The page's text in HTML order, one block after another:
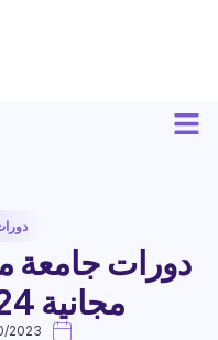
دورات جامعة
مجانية 2024 مع شهادة
2023